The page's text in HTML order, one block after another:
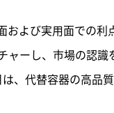
よび実用面での利
ャーし、市場の認識
、代替容器の高品